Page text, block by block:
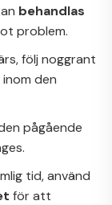
behandlas
problem.
följ noggrant
den
pågående
tid, använd
för att